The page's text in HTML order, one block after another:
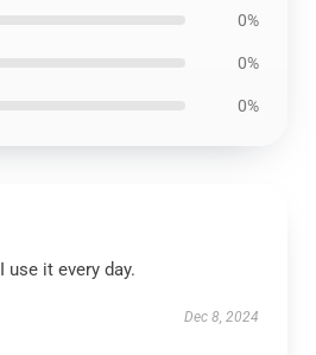
0%
0%
0%
use it every day.
Dec 8, 2024